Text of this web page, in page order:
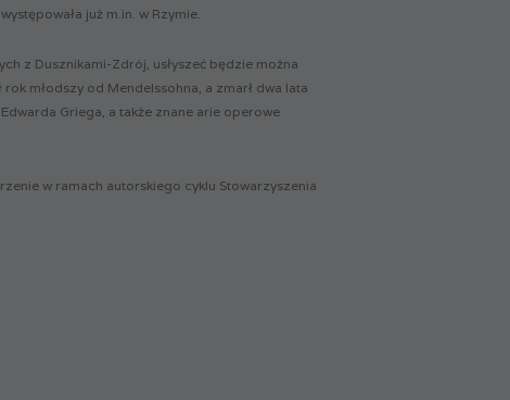
już m.in. w Rzymie.
z Dusznikami-Zdrój, usłyszeć będzie można
młodszy od Mendelssohna, a zmarł dwa lata
Griega, a także znane arie operowe
w ramach autorskiego cyklu Stowarzyszenia